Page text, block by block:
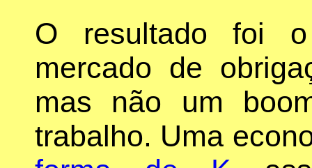
O resultado foi
mercado de
mas não um
trabalho. Uma